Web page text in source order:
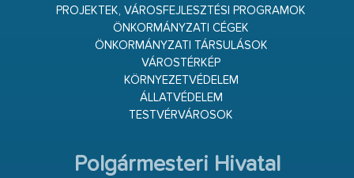
PROJEKTEK, VÁROSFEJLESZTÉSI PROGRAMOK
ÖNKORMÁNYZATI CÉGEK
ÖNKORMÁNYZATI TÁRSULÁSOK
VÁROSTÉRKÉP
KÖRNYEZETVÉDELEM
ÁLLATVÉDELEM
TESTVÉRVÁROSOK
Polgármesteri Hivatal